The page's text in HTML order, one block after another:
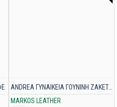
MARKOS LEATHER
ANDREA ΓΥΝΑΙΚΕΙΑ ΓΟΥΝΙΝΗ ΖΑΚΕΤΑ MINK ΚΑΦΕ